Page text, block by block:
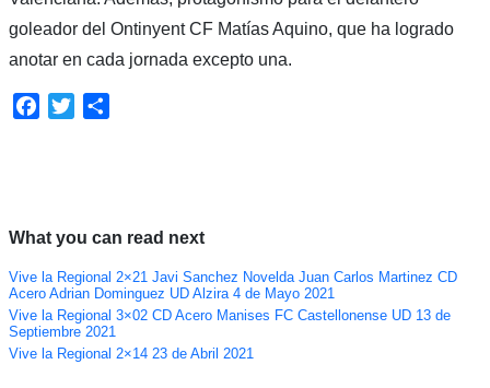
goleador del Ontinyent CF Matías Aquino, que ha logrado
anotar en cada jornada excepto una.
Facebook
Twitter
What you can read next
Vive la Regional 2×21 Javi Sanchez Novelda Juan Carlos Martinez CD
Acero Adrian Dominguez UD Alzira 4 de Mayo 2021
Vive la Regional 3×02 CD Acero Manises FC Castellonense UD 13 de
Septiembre 2021
Vive la Regional 2×14 23 de Abril 2021